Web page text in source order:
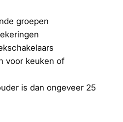
groepen
voor keuken of
is dan ongeveer 25